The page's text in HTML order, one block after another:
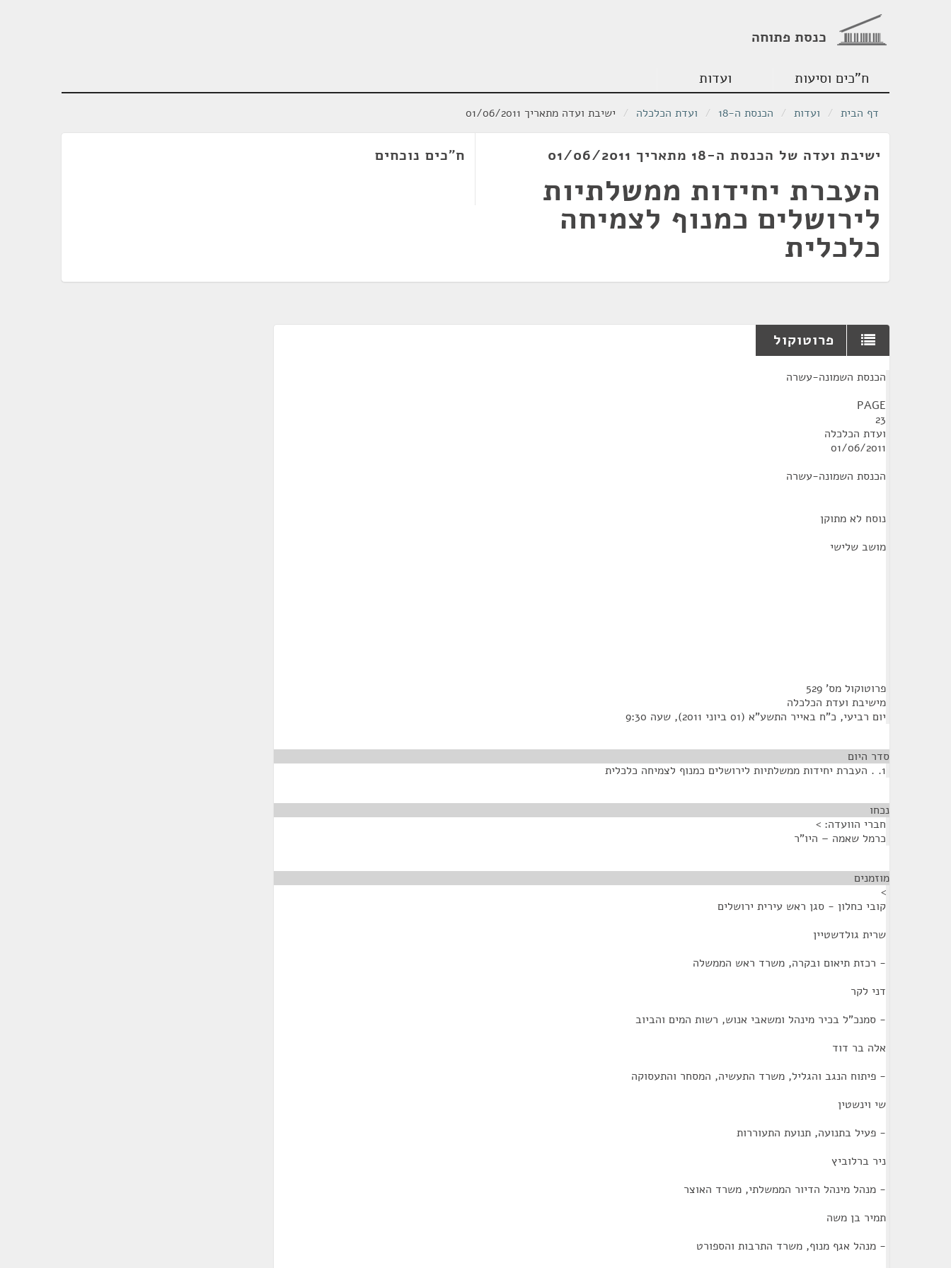
כנסת פתוחה
ח"כים וסיעות ועדות
דף הבית / ועדות / הכנסת ה-18 / ועדת הכלכלה / ישיבת ועדה מתאריך 01/06/2011
ישיבת ועדה של הכנסת ה-18 מתאריך 01/06/2011
העברת יחידות ממשלתיות
לירושלים כמנוף לצמיחה
כלכלית
ח"כים נוכחים
פרוטוקול
הכנסת השמונה-עשרה
PAGE
23
ועדת הכלכלה
01/06/2011
הכנסת השמונה-עשרה
נוסח לא מתוקן
מושב שלישי
פרוטוקול מס' 529
מישיבת ועדת הכלכלה
יום רביעי, כ"ח באייר התשע"א (01 ביוני 2011), שעה 9:30
סדר היום
1. . העברת יחידות ממשלתיות לירושלים כמנוף לצמיחה כלכלית
נכחו
חברי הוועדה: >
כרמל שאמה – היו"ר
מוזמנים
>
קובי כחלון - סגן ראש עירית ירושלים
שרית גולדשטיין
- רכזת תיאום ובקרה, משרד ראש הממשלה
דני לקר
- סמנכ"ל בכיר מינהל ומשאבי אנוש, רשות המים והביוב
אלה בר דוד
- פיתוח הנגב והגליל, משרד התעשיה, המסחר והתעסוקה
שי וינשטין
- פעיל בתנועה, תנועת התעוררות
ניר ברלוביץ
- מנהל מינהל הדיור הממשלתי, משרד האוצר
תמיר בן משה
- מנהל אגף מנוף, משרד התרבות והספורט